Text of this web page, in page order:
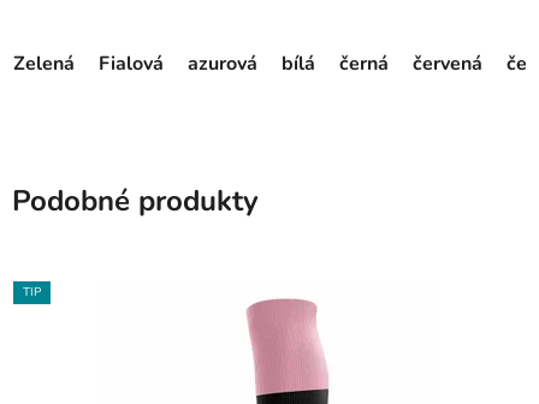
Zelená Fialová azurová bílá černá červená
Podobné produkty
TIP